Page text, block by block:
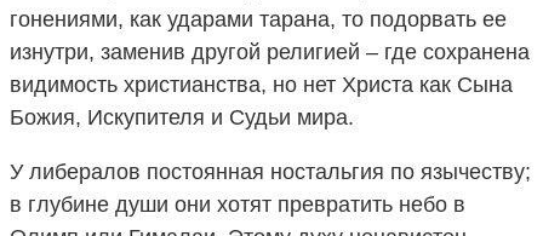
гонениями, как ударами тарана, то подорвать ее
изнутри, заменив другой религией – где сохранена
видимость христианства, но нет Христа как Сына
Божия, Искупителя и Судьи мира.
У либералов постоянная ностальгия по язычеству;
в глубине души они хотят превратить небо в